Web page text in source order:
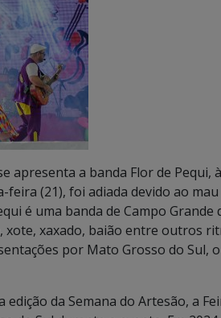
apresenta a banda Flor de Pequi,
(21), foi adiada devido ao
é uma banda de Campo
xaxado, baião entre outros
por Mato Grosso do Sul,
edição da Semana do Artesão, a